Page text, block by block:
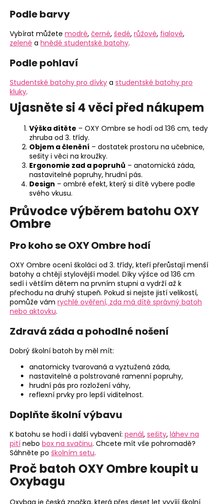
Podle barvy
Vybírat můžete modré, černé, šedé, růžové, fialové,
zelené a hnědé studentské batohy.
Podle pohlaví
Studentské batohy pro dívky a studentské batohy pro
kluky.
Ujasněte si 4 věci před nákupem
Výška dítěte – OXY Ombre se hodí od 136 cm, tedy
zhruba od 3. třídy.
Objem a členění – dostatek prostoru na učebnice,
sešity i věci na kroužky.
Ergonomie zad a popruhů – anatomická záda,
nastavitelné popruhy, hrudní pás.
Design – ombré efekt, který si dítě vybere podle
svého vkusu.
Průvodce výběrem batohu OXY
Ombre
Pro koho se OXY Ombre hodí
OXY Ombre ocení školáci od 3. třídy, kteří přerůstají menší
batohy a chtějí stylovější model. Díky výšce od 136 cm
sedí i větším dětem na prvním stupni a vydrží až k
přechodu na druhý stupeň. Pokud si nejste jistí velikostí,
pomůže vám rychlé ověření, zda má dítě správný batoh
nebo aktovku.
Zdravá záda a pohodlné nošení
Dobrý školní batoh by měl mít:
anatomicky tvarovaná a vyztužená záda,
nastavitelné a polstrované ramenní popruhy,
hrudní pás pro rozložení váhy,
reflexní prvky pro lepší viditelnost.
Doplňte školní výbavu
K batohu se hodí i další vybavení: penál, sešity, láhev na
pití nebo box na svačinu. Chcete mít vše pohromadě?
Sáhněte po školním setu.
Proč batoh OXY Ombre koupit u
Oxybagu